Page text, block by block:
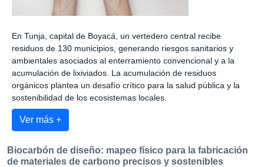
En Tunja, capital de Boyacá, un vertedero central recibe
residuos de 130 municipios, generando riesgos sanitarios y
ambientales asociados al enterramiento convencional y a la
acumulación de lixiviados. La acumulación de residuos
orgánicos plantea un desafío crítico para la salud pública y la
sostenibilidad de los ecosistemas locales.
Ver más +
Biocarbón de diseño: mapeo físico para la fabricación
de materiales de carbono precisos y sostenibles